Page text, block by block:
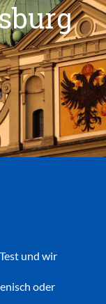
und wir
oder